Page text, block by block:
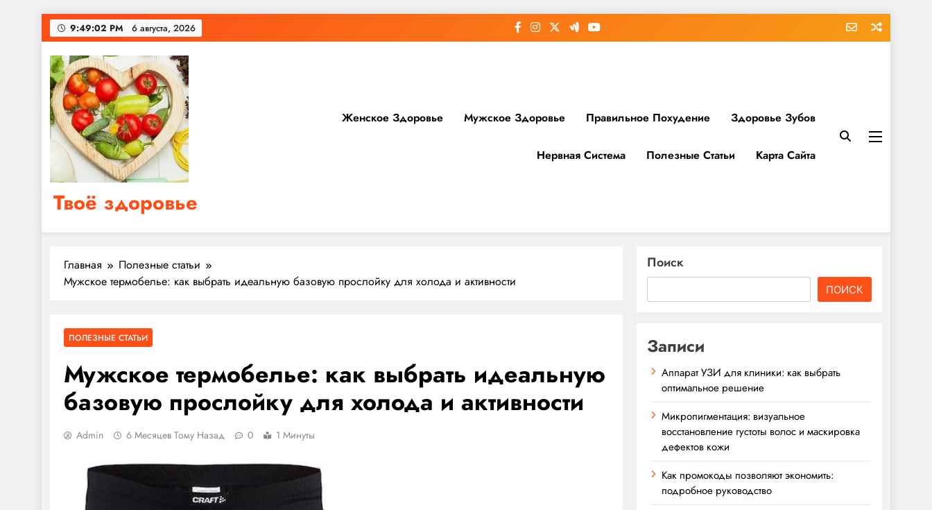
Перейти
к
содержимому
9:49:03 PM 6 августа, 2026
Твоё здоровье
Сайт о правильном питании, женском и мужском здоровье
Женское Здоровье Мужское Здоровье Правильное Похудение Здоровье Зубов
Нервная Система Полезные Статьи Карта Сайта
Главная
Полезные статьи
Мужское термобелье: как выбрать идеальную базовую прослойку для холода и активности
ПОЛЕЗНЫЕ СТАТЬИ
Мужское термобелье: как выбрать идеальную
базовую прослойку для холода и активности
Admin 6 Месяцев Тому Назад 0 1 Минуты
Поиск
ПОИСК
Записи
Аппарат УЗИ для клиники: как выбрать
оптимальное решение
Микропигментация: визуальное
восстановление густоты волос и маскировка
дефектов кожи
Как промокоды позволяют экономить:
подробное руководство